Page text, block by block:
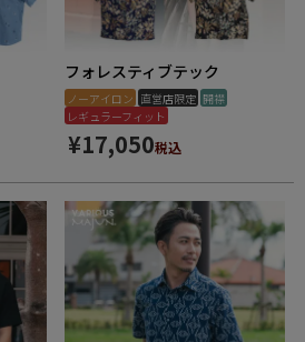
フォレスティブテック
ノーアイロン 直営店限定 開襟
レギュラーフィット
¥17,050税込